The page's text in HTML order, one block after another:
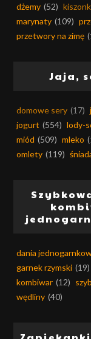
dżemy (52)
marynaty (109)
przetwory na zimę
Jaja,
domowe sery (17)
jogurt (554) lody-
miód (509) mleko
omlety (119)
dania
garnek rzymski (19)
kombiwar (12)
wędliny (40)